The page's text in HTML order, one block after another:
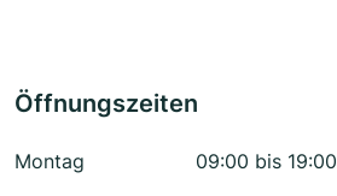
Öffnungszeiten
Montag
09:00 bis 19:00